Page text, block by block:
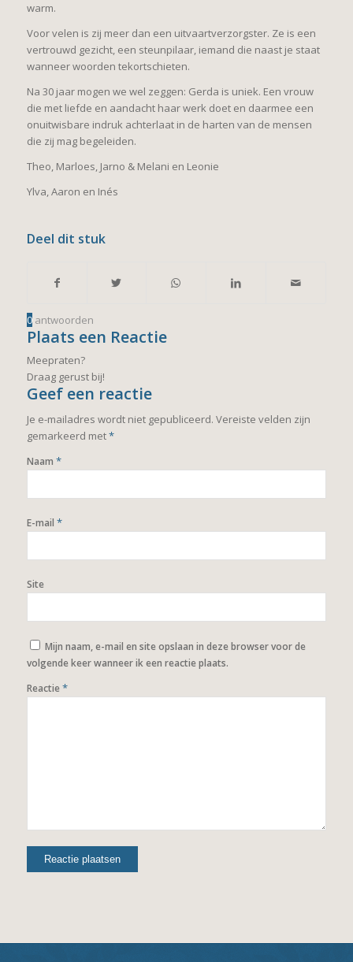
warm.
Voor velen is zij meer dan een uitvaartverzorgster. Ze is een
vertrouwd gezicht, een steunpilaar, iemand die naast je staat
wanneer woorden tekortschieten.
Na 30 jaar mogen we wel zeggen: Gerda is uniek. Een vrouw
die met liefde en aandacht haar werk doet en daarmee een
onuitwisbare indruk achterlaat in de harten van de mensen
die zij mag begeleiden.
Theo, Marloes, Jarno & Melani en Leonie
Ylva, Aaron en Inés
Deel dit stuk
0 antwoorden
Plaats een Reactie
Meepraten?
Draag gerust bij!
Geef een reactie
Je e-mailadres wordt niet gepubliceerd. Vereiste velden zijn
gemarkeerd met*
Naam *
E-mail *
Site
Mijn naam, e-mail en site opslaan in deze browser voor de
volgende keer wanneer ik een reactie plaats.
Reactie*